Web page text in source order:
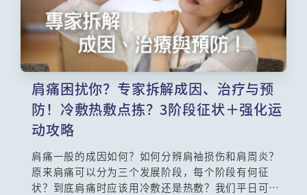
肩痛困扰你？专家拆解成因、治疗与预
防！冷敷热敷点拣？3阶段征状＋强化运
动攻略
肩痛一般的成因如何？如何分辨肩袖损伤和肩周炎？
原来肩痛可以分为三个发展阶段，每个阶段有何征
状？到底肩痛时应该用冷敷还是热敷？我们平日可以